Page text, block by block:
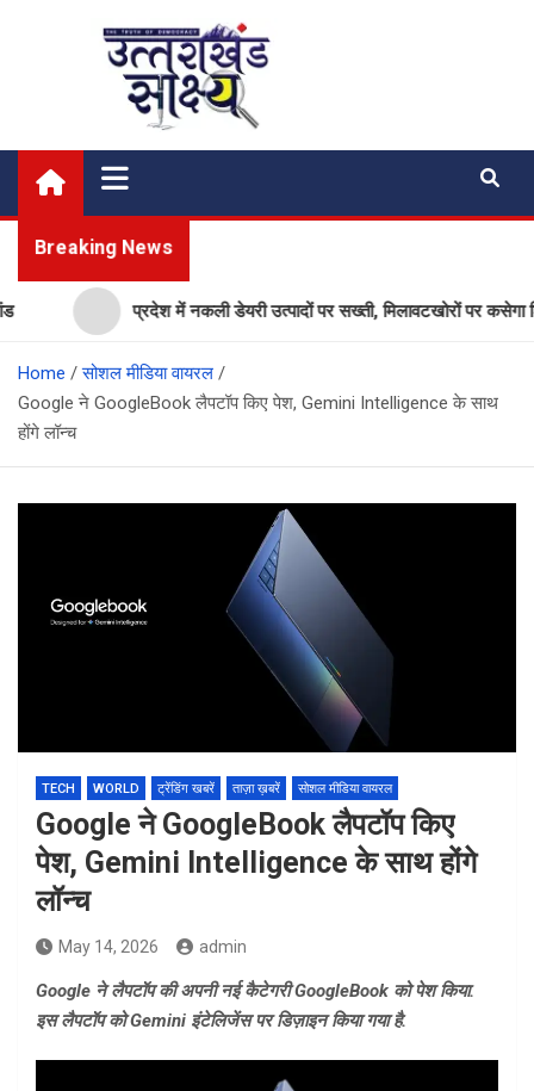
Uttarakhand Shakshya
My News Portal
Breaking News
प्रदेश में नकली डेयरी उत्पादों पर सख्ती, मिलावटखोरों पर कसेगा
Home
सोशल मीडिया वायरल
Google ने GoogleBook लैपटॉप किए पेश, Gemini Intelligence के साथ
होंगे लॉन्च
TECH WORLD ट्रेंडिंग खबरें ताज़ा ख़बरें सोशल मीडिया वायरल
Google ने GoogleBook लैपटॉप किए
पेश, Gemini Intelligence के साथ होंगे
लॉन्च
May 14, 2026 admin
Google ने लैपटॉप की अपनी नई कैटेगरी GoogleBook को पेश किया.
इस लैपटॉप को Gemini इंटेलिजेंस पर डिज़ाइन किया गया है.